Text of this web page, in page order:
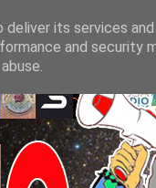
its services
and